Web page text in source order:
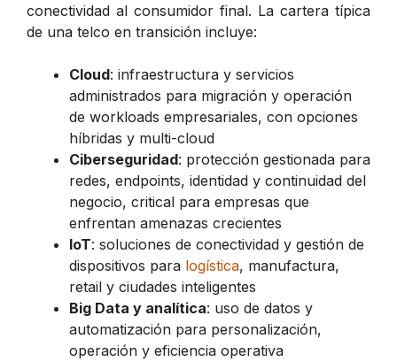
conectividad al consumidor final. La cartera típica
de una telco en transición incluye:
Cloud: infraestructura y servicios
administrados para migración y operación
de workloads empresariales, con opciones
híbridas y multi-cloud
Ciberseguridad: protección gestionada para
redes, endpoints, identidad y continuidad del
negocio, critical para empresas que
enfrentan amenazas crecientes
IoT: soluciones de conectividad y gestión de
dispositivos para logística, manufactura,
retail y ciudades inteligentes
Big Data y analítica: uso de datos y
automatización para personalización,
operación y eficiencia operativa